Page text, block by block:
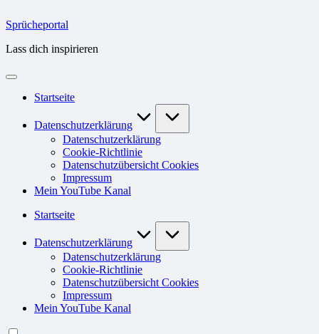
to
Sprücheportal
Lass dich inspirieren
Startseite
Datenschutzerklärung
Datenschutzerklärung
Cookie-Richtlinie
Datenschutzübersicht Cookies
Impressum
Mein YouTube Kanal
Startseite
Datenschutzerklärung
Datenschutzerklärung
Cookie-Richtlinie
Datenschutzübersicht Cookies
Impressum
Mein YouTube Kanal